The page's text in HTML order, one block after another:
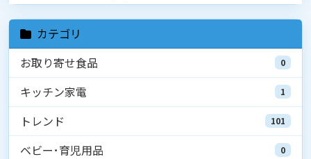
カテゴリ
お取り寄せ食品
0
キッチン家電 1
トレンド 101
ベビー･育児用品 0